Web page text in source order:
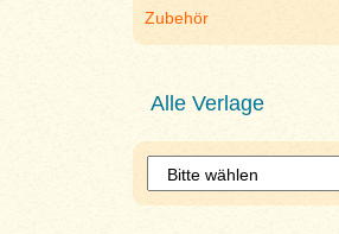
Zubehör
Alle Verlage